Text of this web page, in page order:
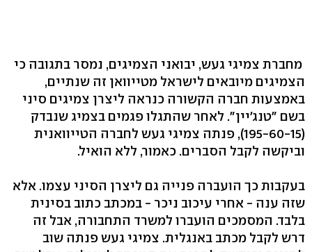
מחברת צמיגי געש, יבואני הצמיגים, נמסר בתגובה כי
הצמיגים מיובאים לישראל מטייוואן זה שנתיים,
באמצעות חברה הקשורה כנראה ליצרן צמיגים סיני
בשם "טנג'יין‭."‬ לאחר שהתגלו פגמים בצמיג שנבדק
(195-60-15), ‬פנתה צמיגי געש לחברה הטייוואנית
וביקשה לקבל הסברים. כאמור, ללא הואיל.
בעקבות כך הועברה פנייה גם ליצרן הסיני עצמו. אלא
שזה ענה - אחרי עיכוב ניכר - במכתב כתוב בסינית
בלבד. המסמכים הועברו למשרד התחבורה, אבל זה
דרש לקבל מכתב באנגלית. צמיגי געש פנתה שוב